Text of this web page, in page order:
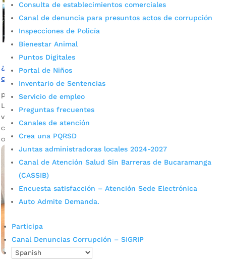
Consulta de establecimientos comerciales
Canal de denuncia para presuntos actos de corrupción
Inspecciones de Policía
Bienestar Animal
Puntos Digitales
Portal de Niños
Inventario de Sentencias
Servicio de empleo
Preguntas frecuentes
Canales de atención
Crea una PQRSD
Juntas administradoras locales 2024-2027
Canal de Atención Salud Sin Barreras de Bucaramanga
(CASSIB)
Encuesta satisfacción – Atención Sede Electrónica
Auto Admite Demanda.
Participa
Canal Denuncias Corrupción – SIGRIP
¿En qué se invierten los impuestos de los
contribuyentes?
por Edgar Augusto Sánchez
La Alcaldía de Bucaramanga espera recaudar en esta
vigencia, $168 mil millones y al igual que el año anterior
cumplir con las expectativas de los ciudadanos a través de
obras significativas.